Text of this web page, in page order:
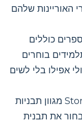
האוריינות שלהם
כוללים
בוחרים
אפילו בלי לשים
קל להבדיל ביניהם. Storyboard That מגוון תבניות
את תבנית